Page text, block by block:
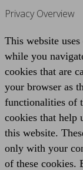
Privacy Overview
This website
while you
cookies that are
your browser as
functionalities of
cookies that help
this website.
only with your
of these cookies.